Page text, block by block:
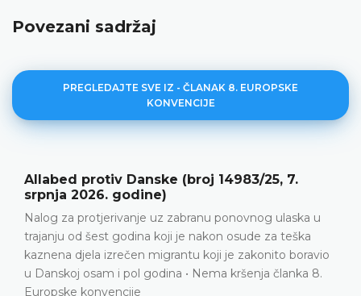
Povezani sadržaj
PREGLEDAJTE SVE IZ - ČLANAK 8. EUROPSKE
KONVENCIJE
(broj 14983/25, 7.
uz zabranu ponovnog ulaska u
koji je nakon osude za teška
migrantu koji je zakonito boravio
godina • Nema kršenja članka 8.
Y protiv Srbije
Obiteljski život •
između
nakon što ga je
Odbijanje